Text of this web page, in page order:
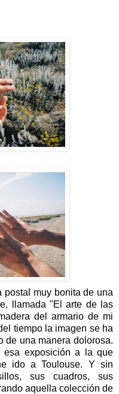
postal muy bonita de una
llamada "El arte de las
del armario de mi
tiempo la imagen se ha
de una manera dolorosa.
esa exposición a la que
ido a Toulouse. Y sin
sus cuadros, sus
aquella colección de